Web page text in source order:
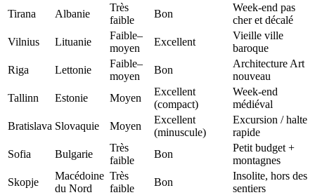
Tirana
Albanie
Très
faible
Bon
Week-end pas
cher et décalé
Vilnius
Lituanie
Faible–
moyen
Excellent
Vieille ville
baroque
Riga
Lettonie
Faible–
moyen
Bon
Architecture Art
nouveau
Tallinn
Estonie Moyen
Excellent
(compact)
Week-end
médiéval
Bratislava Slovaquie Moyen
Excellent
(minuscule)
Excursion / halte
rapide
Sofia
Bulgarie
Très
faible
Bon
Petit budget +
montagnes
Skopje
Macédoine
du Nord
Très
faible
Bon
Insolite, hors des
sentiers